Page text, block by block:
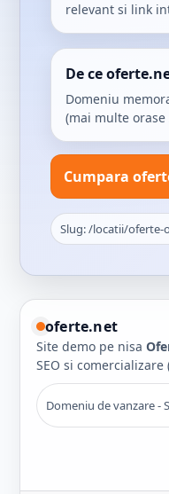
relevant si link
De ce
Domeniu
(mai multe
Cumpara
Slug: /locatii/oferte-
oferte.net
Site demo pe nisa
SEO si
Domeniu de vanzare -